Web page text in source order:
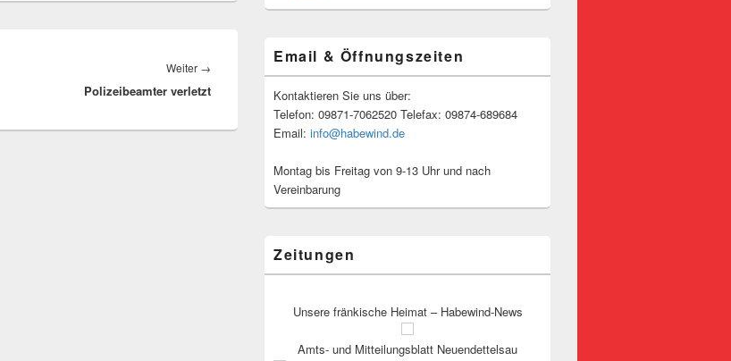
Weiter →
Beitrag:
Polizeibeamter verletzt
Email & Öffnungszeiten
Kontaktieren Sie uns über:
Telefon: 09871-7062520 Telefax: 09874-689684
Email: info@habewind.de
Montag bis Freitag von 9-13 Uhr und nach
Vereinbarung
Zeitungen
Unsere fränkische Heimat – Habewind-News
Amts- und Mitteilungsblatt Neuendettelsau